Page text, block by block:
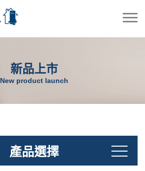
新品上市
New product launch
產品選擇